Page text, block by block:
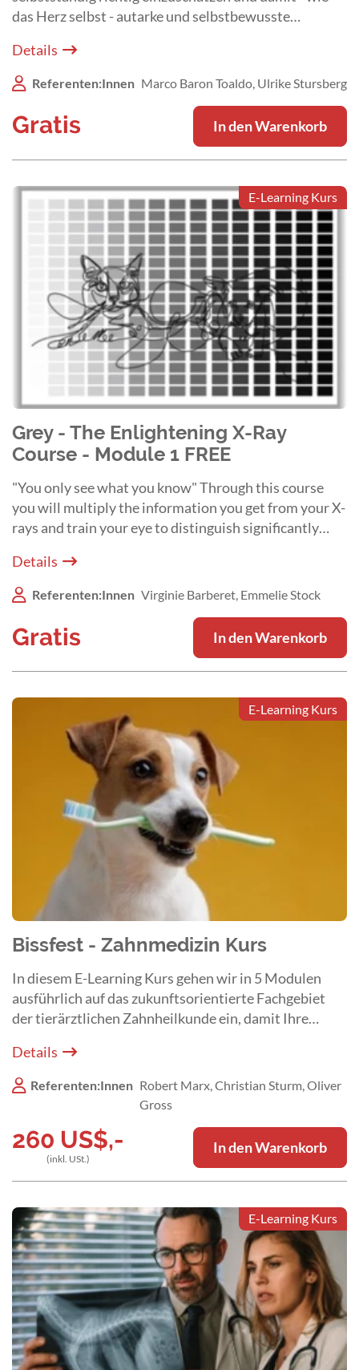
das Herz selbst - autarke und selbstbewusste
Details
Referenten:Innen Marco Baron Toaldo, Ulrike Stursberg
Gratis In den Warenkorb
E-Learning Kurs
Grey - The Enlightening X-Ray
Course - Module 1 FREE
"You only see what you know" Through this course
you will multiply the information you get from your X-
rays and train your eye to distinguish significantly
Details
Referenten:Innen Virginie Barberet, Emmelie Stock
Gratis In den Warenkorb
E-Learning Kurs
Bissfest - Zahnmedizin Kurs
In diesem E-Learning Kurs gehen wir in 5 Modulen
ausführlich auf das zukunftsorientierte Fachgebiet
der tierärztlichen Zahnheilkunde ein, damit Ihre
Sie up to date bleiben. (Kurswiederholung)
Details
Referenten:Innen Robert Marx, Christian Sturm, Oliver
Gross
260 US$,-
(inkl. USt.)
In den Warenkorb
E-Learning Kurs